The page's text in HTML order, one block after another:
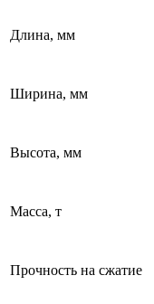
Длина, мм
Ширина, мм
Высота, мм
Масса, т
Прочность на сжатие